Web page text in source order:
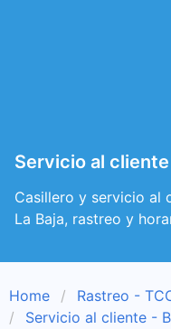
Servicio al cliente
Casillero y servicio al
La Baja, rastreo y
Home Rastreo -
Servicio al cliente -